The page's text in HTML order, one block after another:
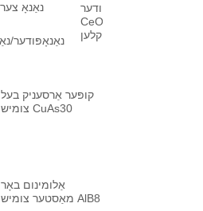
נאַנאָ צעריום אָקסייד פּודער
CeO2
נאַנאָפּודער/נאַנאָפּאַרטיקלען
קופּער אַרסעניק בעל
צומיש CuAs30
אַלומינום באָר
מאַסטער צומיש AlB8